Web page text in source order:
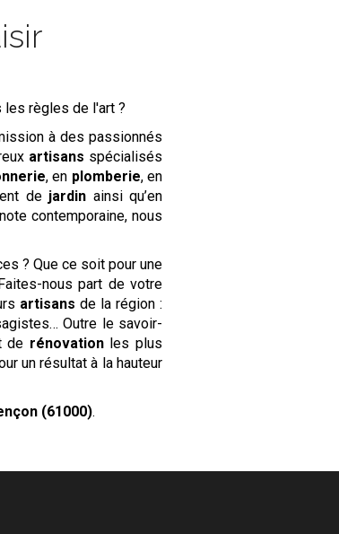
les règles de l'art ?
à des passionnés
artisans spécialisés
, en plomberie, en
de jardin ainsi qu’en
contemporaine, nous
? Que ce soit pour une
nous part de votre
artisans de la région :
Outre le savoir-
de rénovationles plus
un résultat à la hauteur
(61000).